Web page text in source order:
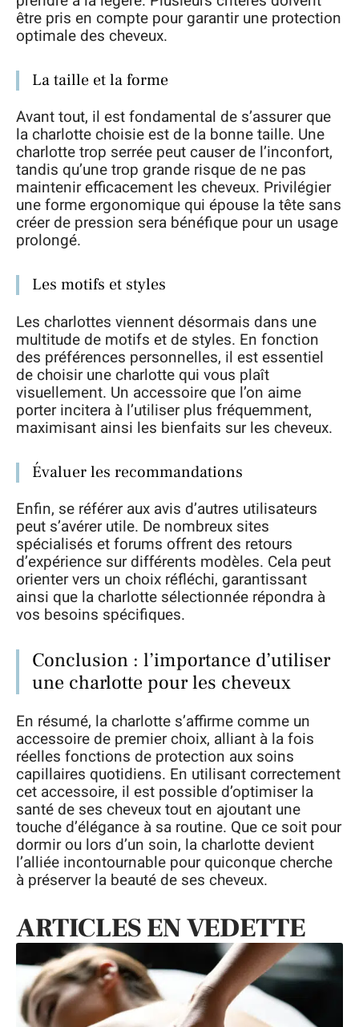
être pris en compte pour garantir une protection
optimale des cheveux.
La taille et la forme
Avant tout, il est fondamental de s’assurer que
la charlotte choisie est de la bonne taille. Une
charlotte trop serrée peut causer de l’inconfort,
tandis qu’une trop grande risque de ne pas
maintenir efficacement les cheveux. Privilégier
une forme ergonomique qui épouse la tête sans
créer de pression sera bénéfique pour un usage
prolongé.
Les motifs et styles
Les charlottes viennent désormais dans une
multitude de motifs et de styles. En fonction
des préférences personnelles, il est essentiel
de choisir une charlotte qui vous plaît
visuellement. Un accessoire que l’on aime
porter incitera à l’utiliser plus fréquemment,
maximisant ainsi les bienfaits sur les cheveux.
Évaluer les recommandations
Enfin, se référer aux avis d’autres utilisateurs
peut s’avérer utile. De nombreux sites
spécialisés et forums offrent des retours
d’expérience sur différents modèles. Cela peut
orienter vers un choix réfléchi, garantissant
ainsi que la charlotte sélectionnée répondra à
vos besoins spécifiques.
Conclusion : l’importance d’utiliser
une charlotte pour les cheveux
En résumé, la charlotte s’affirme comme un
accessoire de premier choix, alliant à la fois
réelles fonctions de protection aux soins
capillaires quotidiens. En utilisant correctement
cet accessoire, il est possible d’optimiser la
santé de ses cheveux tout en ajoutant une
touche d’élégance à sa routine. Que ce soit pour
dormir ou lors d’un soin, la charlotte devient
l’alliée incontournable pour quiconque cherche
à préserver la beauté de ses cheveux.
ARTICLES EN VEDETTE